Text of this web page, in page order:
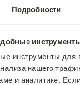
Подробности
инструменты для
нашего
и аналитике.